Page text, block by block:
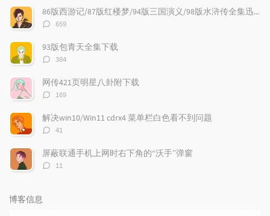
文
章
评
论
文
章
86版西游记/87版红楼梦/94版三国演义/98版水浒传全集迅雷下载
评
数：
659
93版包青天全集下载
评
数：
384
网传421页明星八卦附下载
评
数：
169
解决win10/Win11 cdrx4 菜单栏白色看不到问题
评
数：
41
屏蔽联通手机上网时右下角的“沃手”弹窗
评
11
博客信息